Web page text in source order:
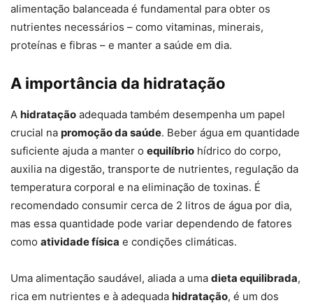
alimentação balanceada é fundamental para obter os
nutrientes necessários – como vitaminas, minerais,
proteínas e fibras – e manter a saúde em dia.
A importância da hidratação
A hidratação adequada também desempenha um papel
crucial na promoção da saúde. Beber água em quantidade
suficiente ajuda a manter o equilíbrio hídrico do corpo,
auxilia na digestão, transporte de nutrientes, regulação da
temperatura corporal e na eliminação de toxinas. É
recomendado consumir cerca de 2 litros de água por dia,
mas essa quantidade pode variar dependendo de fatores
como atividade física e condições climáticas.
Uma alimentação saudável, aliada a uma dieta equilibrada,
rica em nutrientes e à adequada hidratação, é um dos